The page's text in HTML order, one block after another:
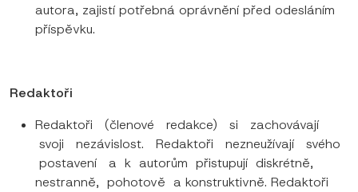
autora, zajistí potřebná oprávnění před odesláním
příspěvku.
Redaktoři
Redaktoři (členové redakce) si zachovávají
svoji nezávislost. Redaktoři nezneužívají svého
postavení a k autorům přistupují diskrétně,
nestranně, pohotově a konstruktivně. Redaktoři